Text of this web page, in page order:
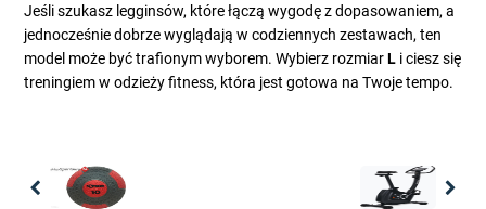
Jeśli szukasz legginsów, które łączą wygodę z dopasowaniem, a
jednocześnie dobrze wyglądają w codziennych zestawach, ten
model może być trafionym wyborem. Wybierz rozmiarL i ciesz się
treningiem w odzieży fitness, która jest gotowa na Twoje tempo.